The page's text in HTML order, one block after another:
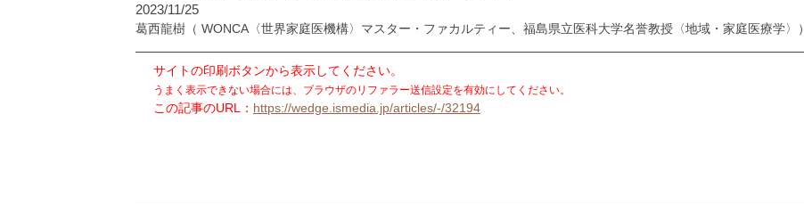
2023/11/25
葛西龍樹 （ WONCA〈世界家庭医機構〉マスター・ファカルティー、福島県立医科大学名誉教授〈地域・家庭医療学〉）
サイトの印刷ボタンから表示してください。
うまく表示できない場合には、ブラウザのリファラー送信設定を有効にしてください。
この記事のURL： https://wedge.ismedia.jp/articles/-/32194